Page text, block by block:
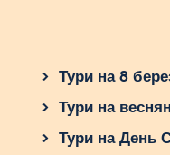
Тури на 8
Тури на
Тури на День